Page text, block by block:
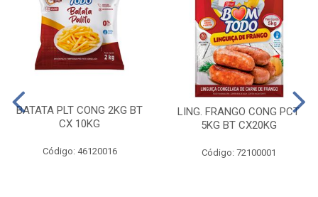
BATATA PLT CONG 2KG BT
CX 10KG
Código: 46120016
LING. FRANGO CONG PCT
5KG BT CX20KG
Código: 72100001